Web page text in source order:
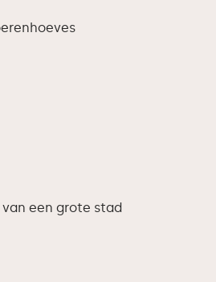
van een grote stad